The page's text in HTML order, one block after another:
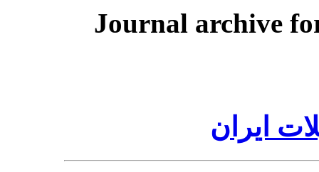
Journal archive
ایران